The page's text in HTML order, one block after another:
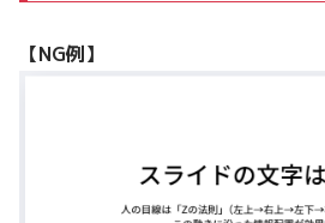
【NG例】